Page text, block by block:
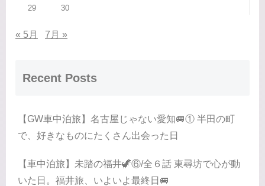
29
30
« 5月 7月 »
Recent Posts
【GW車中泊旅】名古屋じゃない愛知🚐① 半田の町
で、好きなものにたくさん出会った日
【車中泊旅】未踏の福井🦖⑥/全６話 東尋坊で心が動
いた日。福井旅、いよいよ最終日🚐